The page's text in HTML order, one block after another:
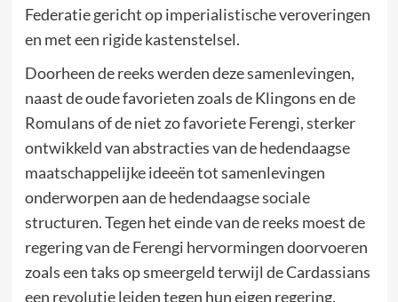
Federatie gericht op imperialistische veroveringen
en met een rigide kastenstelsel.
Doorheen de reeks werden deze samenlevingen,
naast de oude favorieten zoals de Klingons en de
Romulans of de niet zo favoriete Ferengi, sterker
ontwikkeld van abstracties van de hedendaagse
maatschappelijke ideeën tot samenlevingen
onderworpen aan de hedendaagse sociale
structuren. Tegen het einde van de reeks moest de
regering van de Ferengi hervormingen doorvoeren
zoals een taks op smeergeld terwijl de Cardassians
een revolutie leiden tegen hun eigen regering.